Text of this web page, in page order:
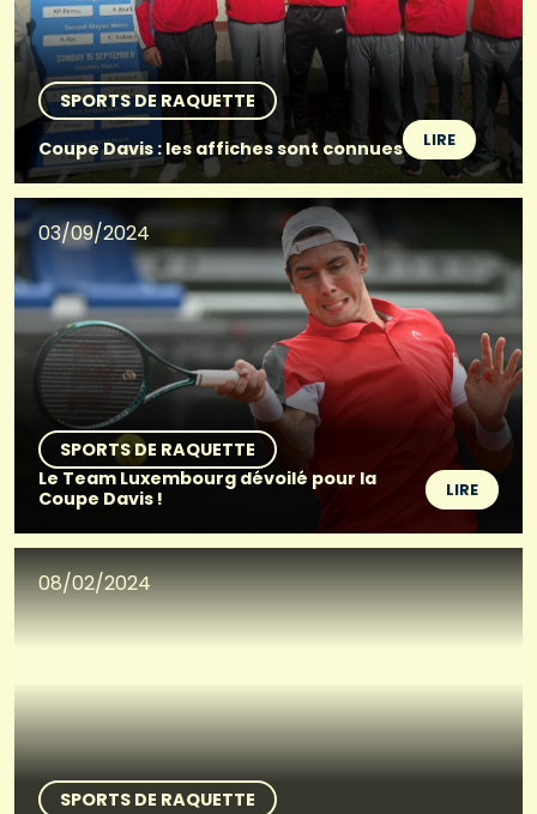
SPORTS DE RAQUETTE
Coupe Davis : les affiches sont connues
LIRE
03/09/2024
SPORTS DE RAQUETTE
Le Team Luxembourg dévoilé pour la
Coupe Davis !
LIRE
08/02/2024
SPORTS DE RAQUETTE